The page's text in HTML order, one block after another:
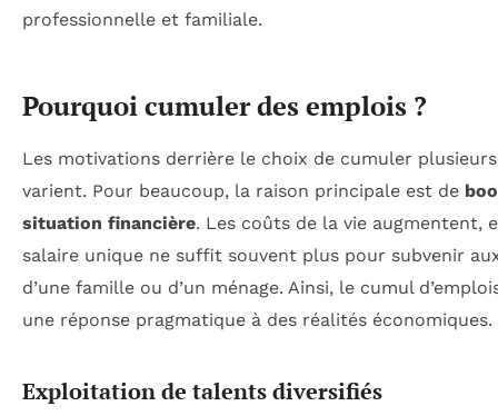
professionnelle et familiale.
Pourquoi cumuler des emplois ?
Les motivations derrière le choix de cumuler
varient. Pour beaucoup, la raison principale est de
situation financière. Les coûts de la vie augmentent,
salaire unique ne suffit souvent plus pour subvenir
d’une famille ou d’un ménage. Ainsi, le cumul
une réponse pragmatique à des réalités économiques.
Exploitation de talents diversifiés